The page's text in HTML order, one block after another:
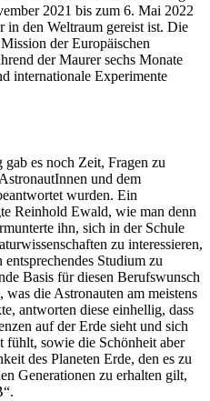
2021 bis zum 6. Mai 2022
in den Weltraum gereist ist. Die
der Europäischen
der Maurer sechs Monate
internationale Experimente
es noch Zeit, Fragen zu
und dem
wurden. Ein
Reinhold Ewald, wie man denn
ihn, sich in der Schule
zu interessieren,
Studium zu
Basis für diesen Berufswunsch
die Astronauten am meistens
antworten diese einhellig, dass
auf der Erde sieht und sich
fühlt, sowie die Schönheit aber
des Planeten Erde, den es zu
Generationen zu erhalten gilt,